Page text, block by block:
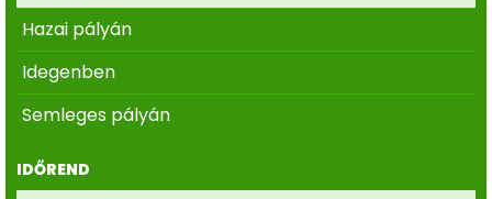
Hazai pályán
Idegenben
Semleges pályán
IDŐREND